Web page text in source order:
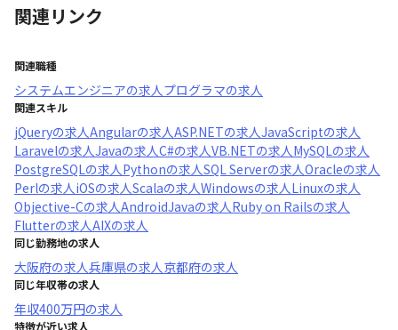
関連リンク
関連職種
システムエンジニアの求人プログラマの求人
関連スキル
jQueryの求人Angularの求人ASP.NETの求人JavaScriptの求人
Laravelの求人Javaの求人C#の求人VB.NETの求人MySQLの求人
PostgreSQLの求人Pythonの求人SQL Serverの求人Oracleの求人
Perlの求人iOSの求人Scalaの求人Windowsの求人Linuxの求人
Objective-Cの求人AndroidJavaの求人Ruby on Railsの求人
Flutterの求人AIXの求人
同じ勤務地の求人
大阪府の求人兵庫県の求人京都府の求人
同じ年収帯の求人
年収400万円の求人
特徴が近い求人